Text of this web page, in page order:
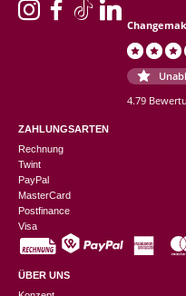
4.79
ZAHLUNGSARTEN
Rechnung
Twint
PayPal
MasterCard
Postfinance
Visa
ÜBER UNS